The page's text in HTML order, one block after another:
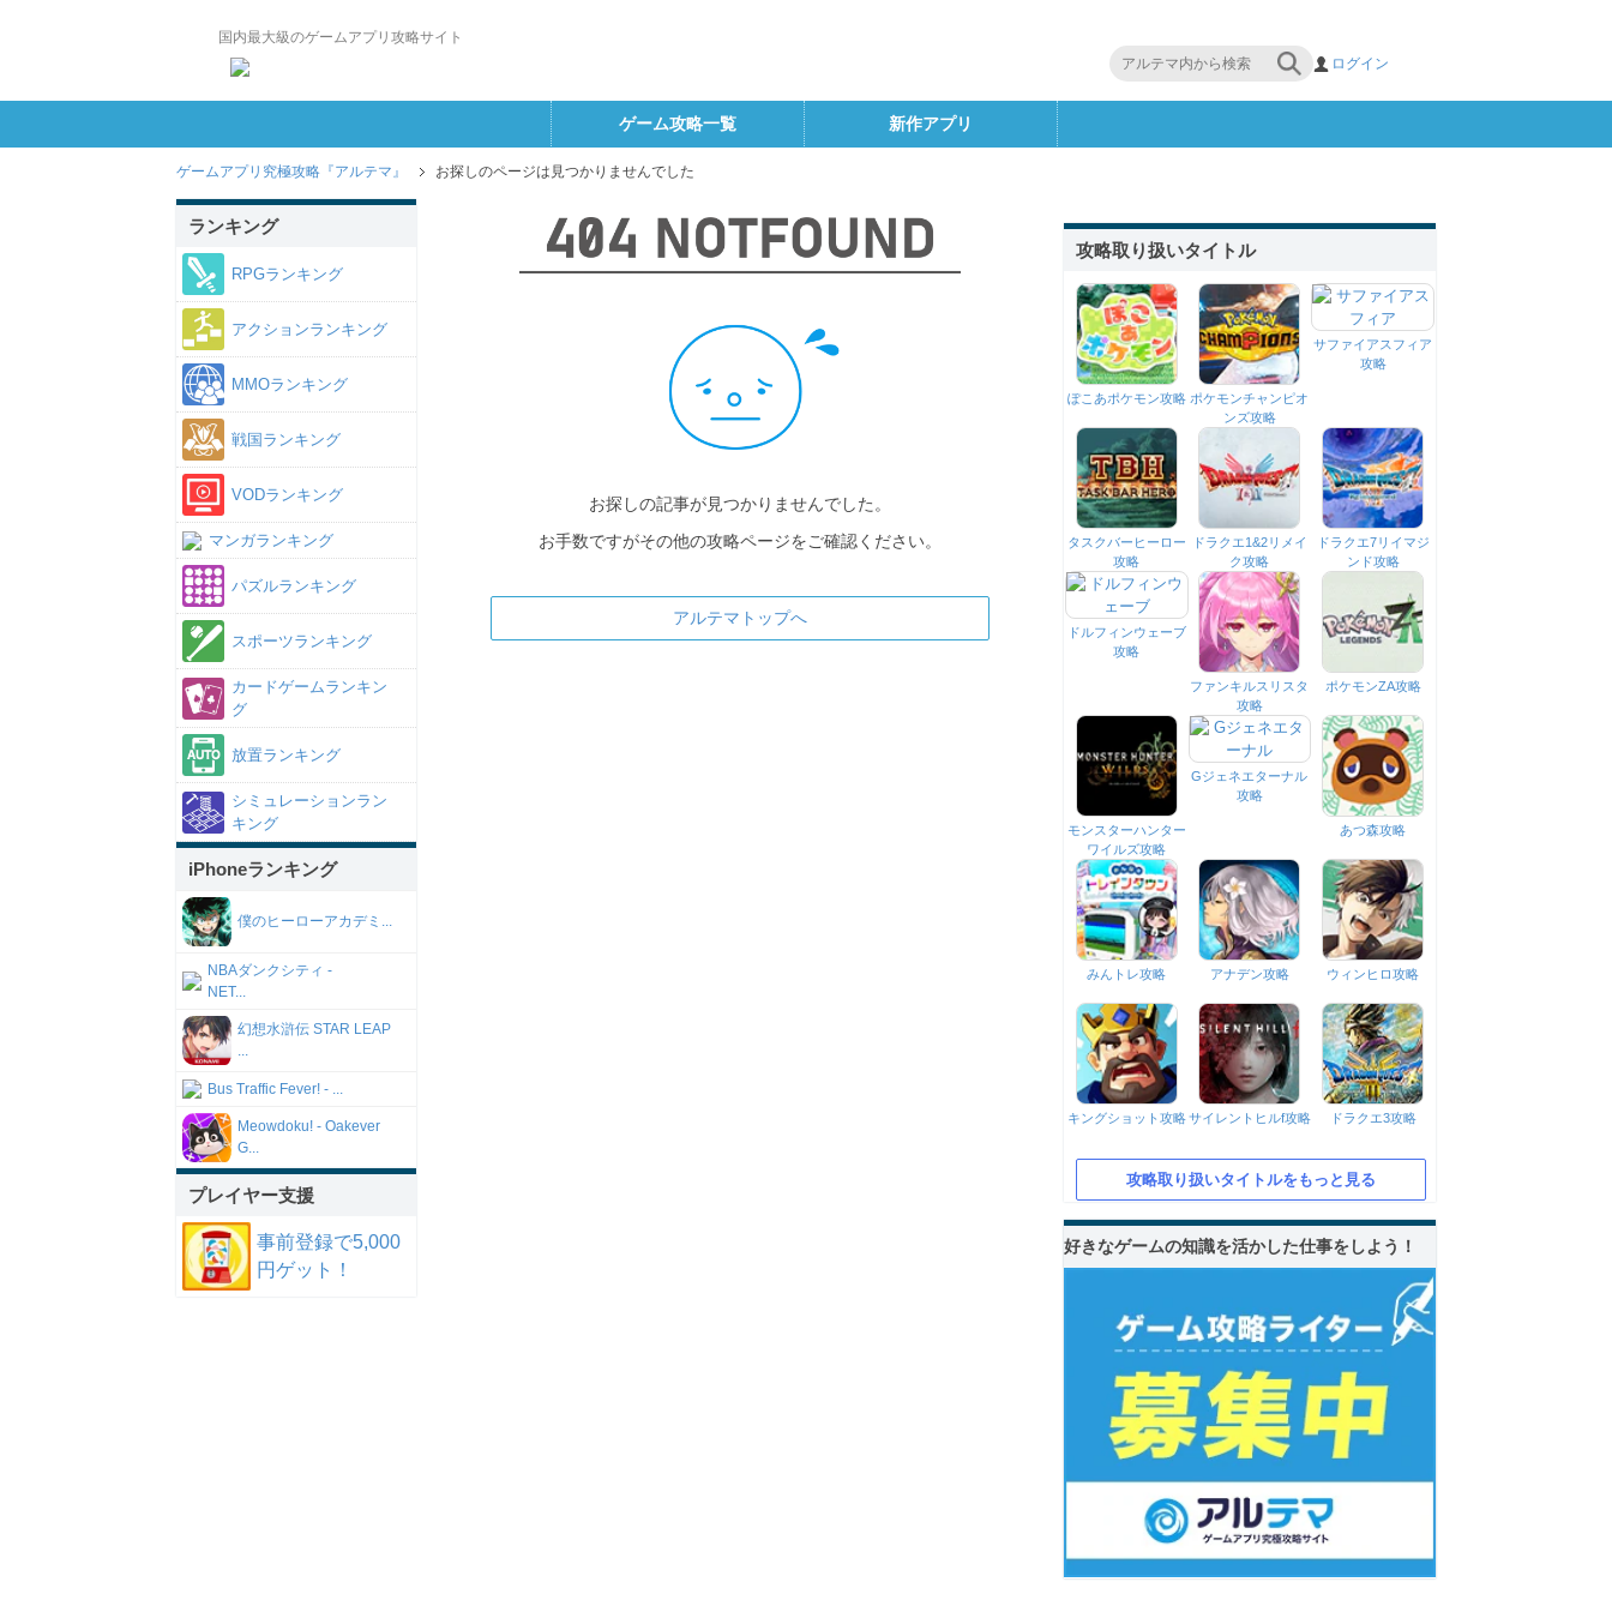
国内最大級のゲームアプリ攻略サイト
ログイン
ゲーム攻略一覧 新作アプリ
ゲームアプリ究極攻略『アルテマ』 お探しのページは見つかりませんでした
ランキング
RPGランキング
アクションランキング
MMOランキング
戦国ランキング
VODランキング
マンガランキング
パズルランキング
スポーツランキング
カードゲームランキン
グ
放置ランキング
シミュレーションラン
キング
iPhoneランキング
僕のヒーローアカデミ...
NBAダンクシティ -
NET...
幻想水滸伝 STAR LEAP
...
Bus Traffic Fever! - ...
Meowdoku! - Oakever
G...
プレイヤー支援
事前登録で5,000
円ゲット！
お探しの記事が見つかりませんでした。
お手数ですがその他の攻略ページをご確認ください。
アルテマトップへ
攻略取り扱いタイトル
ぽこあポケモン攻略 ポケモンチャンピオ
ンズ攻略
サファイアスフィア
攻略
タスクバーヒーロー
攻略
ドラクエ1&2リメイ
ク攻略
ドラクエ7リイマジ
ンド攻略
ドルフィンウェーブ
攻略
ファンキルスリスタ
攻略
ポケモンZA攻略
モンスターハンター
ワイルズ攻略
Gジェネエターナル
攻略
あつ森攻略
みんトレ攻略 アナデン攻略 ウィンヒロ攻略
キングショット攻略サイレントヒルf攻略 ドラクエ3攻略
攻略取り扱いタイトルをもっと見る
好きなゲームの知識を活かした仕事をしよう！